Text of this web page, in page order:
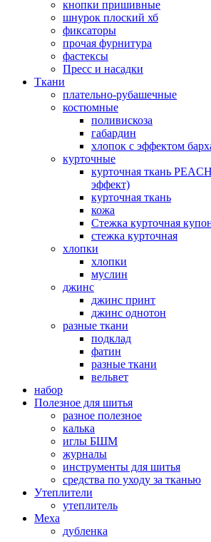
кнопки пришивные
шнурок плоский хб
фиксаторы
прочая фурнитура
фастексы
Пресс и насадки
Ткани
плательно-рубашечные
костюмные
поливискоза
габардин
хлопок с эффектом
курточные
курточная ткань
эффект)
курточная ткань
кожа
Стежка курточная
стежка курточная
хлопки
хлопки
муслин
джинс
джинс принт
джинс однотон
разные ткани
подклад
фатин
разные ткани
вельвет
набор
Полезное для шитья
разное полезное
калька
иглы БШМ
журналы
инструменты для шитья
средства по уходу за тканью
Утеплители
утеплитель
Меха
дубленка